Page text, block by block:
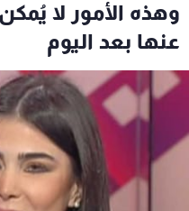
وهذه الأمور لا
عنها بعد اليوم
إقتصاد
منوعات
كأس العالم